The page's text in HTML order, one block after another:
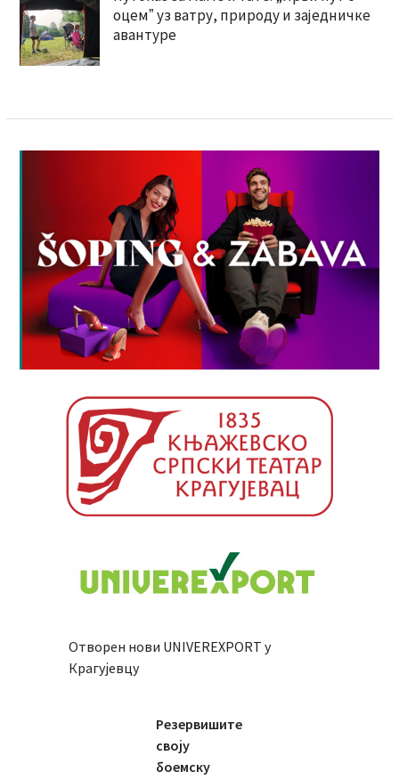
оцемˮ уз ватру, природу и заједничке
авантуре
Отворен нови UNIVEREXPORT у
Крагујевцу
Резервишите
своју
боемску